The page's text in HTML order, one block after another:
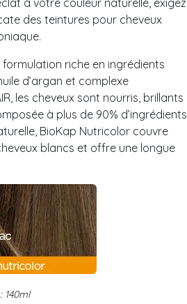
des teintures pour cheveux
formulation riche en ingrédients
d’argan et complexe
les cheveux sont nourris, brillants
à plus de 90% d’ingrédients
BioKap Nutricolor couvre
blancs et offre une longue
140ml